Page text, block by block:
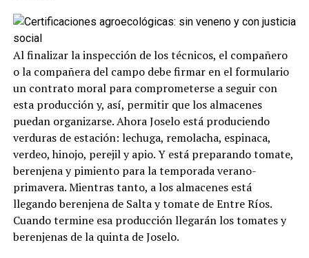
Al finalizar la inspección de los técnicos, el compañero
o la compañera del campo debe firmar en el formulario
un contrato moral para comprometerse a seguir con
esta producción y, así, permitir que los almacenes
puedan organizarse. Ahora Joselo está produciendo
verduras de estación: lechuga, remolacha, espinaca,
verdeo, hinojo, perejil y apio. Y está preparando tomate,
berenjena y pimiento para la temporada verano-
primavera. Mientras tanto, a los almacenes está
llegando berenjena de Salta y tomate de Entre Ríos.
Cuando termine esa producción llegarán los tomates y
berenjenas de la quinta de Joselo.